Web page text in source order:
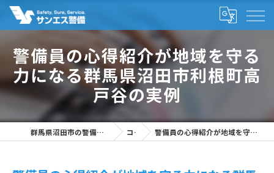
警備員の心得紹介が地域を守る
力になる群馬県沼田市利根町高
戸谷の実例
群馬県沼田市の警備の求人なら株式会社サンエス警備 コラム 警備員の心得紹介が地域を守る力になる群馬県沼田市利根町高戸谷の実例